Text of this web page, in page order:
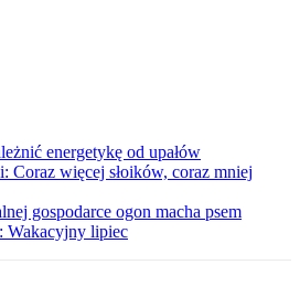
energetykę od upałów
Coraz więcej słoików, coraz mniej
gospodarce ogon macha psem
Wakacyjny lipiec